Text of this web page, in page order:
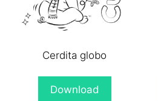
Cerdita globo
Download